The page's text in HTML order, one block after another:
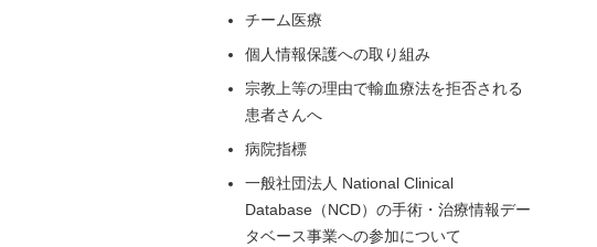
チーム医療
個人情報保護への取り組み
宗教上等の理由で輸血療法を拒否される
患者さんへ
病院指標
一般社団法人 National Clinical
Database（NCD）の手術・治療情報デー
タベース事業への参加について